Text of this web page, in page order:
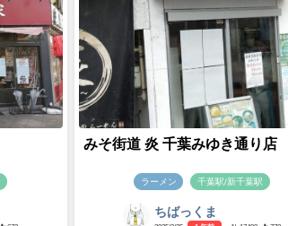
みそ街道 炎 千葉みゆき通り店
ラーメン 千葉駅/新千葉駅
ちばっくま